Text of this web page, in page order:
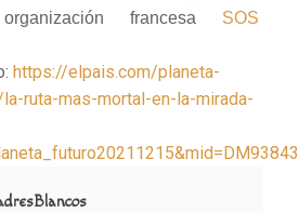
francesa SOS
https://elpais.com/planeta-
ruta-mas-mortal-en-la-mirada-